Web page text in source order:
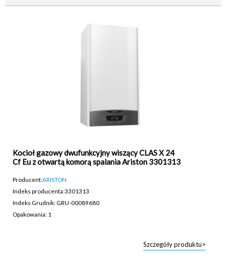
Kocioł gazowy dwufunkcyjny wiszący CLAS X 24
Cf Eu z otwartą komorą spalania Ariston 3301313
Producent:ARISTON
Indeks producenta:3301313
Indeks Grudnik: GRU-00089680
Opakowania: 1
Szczegóły produktu>